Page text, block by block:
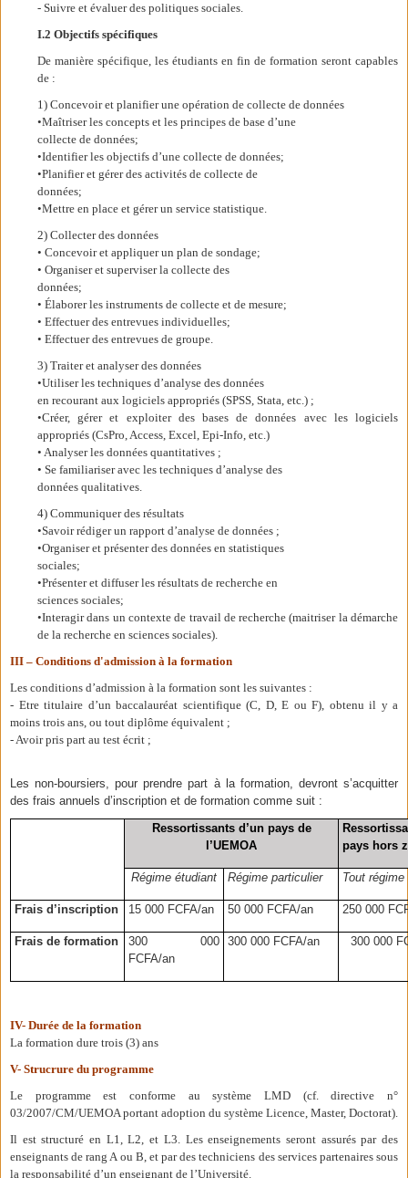
- Suivre et évaluer des politiques sociales.
I.2 Objectifs spécifiques
De manière spécifique, les étudiants en fin de formation seront capables
de :
1) Concevoir et planifier une opération de collecte de données
•Maîtriser les concepts et les principes de base d’une
collecte de données;
•Identifier les objectifs d’une collecte de données;
•Planifier et gérer des activités de collecte de
données;
•Mettre en place et gérer un service statistique.
2) Collecter des données
• Concevoir et appliquer un plan de sondage;
• Organiser et superviser la collecte des
données;
• Élaborer les instruments de collecte et de mesure;
• Effectuer des entrevues individuelles;
• Effectuer des entrevues de groupe.
3) Traiter et analyser des données
•Utiliser les techniques d’analyse des données
en recourant aux logiciels appropriés (SPSS, Stata, etc.) ;
•Créer, gérer et exploiter des bases de données avec les logiciels
appropriés (CsPro, Access, Excel, Epi-Info, etc.)
• Analyser les données quantitatives ;
• Se familiariser avec les techniques d’analyse des
données qualitatives.
4) Communiquer des résultats
•Savoir rédiger un rapport d’analyse de données ;
•Organiser et présenter des données en statistiques
sociales;
•Présenter et diffuser les résultats de recherche en
sciences sociales;
•Interagir dans un contexte de travail de recherche (maitriser la démarche
de la recherche en sciences sociales).
III – Conditions d'admission à la formation
Les conditions d’admission à la formation sont les suivantes :
- Etre titulaire d’un baccalauréat scientifique (C, D, E ou F), obtenu il y a
moins trois ans, ou tout diplôme équivalent ;
- Avoir pris part au test écrit ;
Les non-boursiers, pour prendre part à la formation, devront s’acquitter
des frais annuels d’inscription et de formation comme suit :
Ressortissants d’un pays de
l’UEMOA
pays hors
Régime étudiant Régime particulier Tout régime
Frais d’inscription 15 000 FCFA/an 50 000 FCFA/an 250 000
Frais de formation
300 000
FCFA/an
300 000 FCFA/an300 000
IV- Durée de la formation
La formation dure trois (3) ans
V- Strucrure du programme
Le programme est conforme au système LMD (cf. directive n°
03/2007/CM/UEMOA portant adoption du système Licence, Master, Doctorat).
Il est structuré en L1, L2, et L3. Les enseignements seront assurés par des
enseignants de rang A ou B, et par des techniciens des services partenaires sous
la responsabilité d’un enseignant de l’Université.